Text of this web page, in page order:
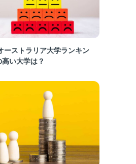
ーストラリア大学ランキン
い大学は？